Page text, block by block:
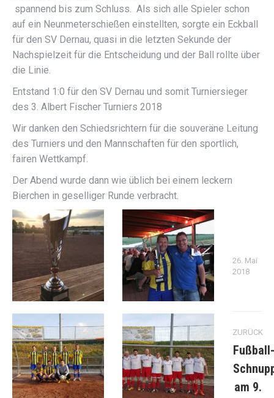
spannend bis zum Schluss. Als sich alle Spieler schon
auf ein Neunmeterschießen einstellten, sorgte ein Eckball
für den SV Dernau, quasi in die letzten Sekunde der
Nachspielzeit für die Entscheidung und der Ball rollte über
die Linie.
Entstand 1:0 für den SV Dernau und somit Turniersieger
des 3. Albert Fischer Turniers 2018
Wir danken den Schiedsrichtern für die souveräne Leitung
des Turniers und den Mannschaften für den sportlich,
fairen Wettkampf.
Der Abend wurde dann wie üblich bei einem leckern
Bierchen in geselliger Runde verbracht.
26. Mai
2018
Kommentarnavigation ZURÜCK
Fußball-
am 9.